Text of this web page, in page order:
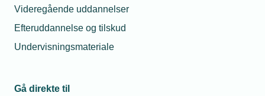
Videregående uddannelser
Efteruddannelse og tilskud
Undervisningsmateriale
Gå direkte til